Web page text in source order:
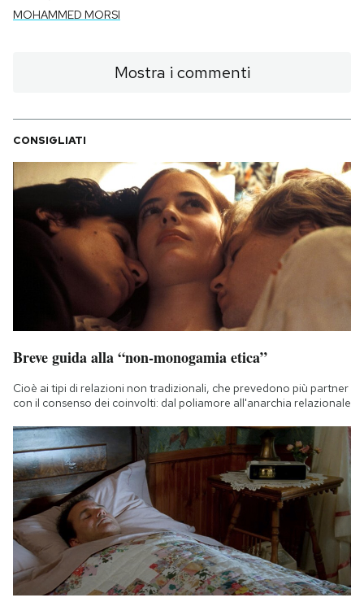
MOHAMMED MORSI
Mostra i commenti
CONSIGLIATI
Breve guida alla “non-monogamia etica”
Cioè ai tipi di relazioni non tradizionali, che prevedono più partner
con il consenso dei coinvolti: dal poliamore all'anarchia relazionale